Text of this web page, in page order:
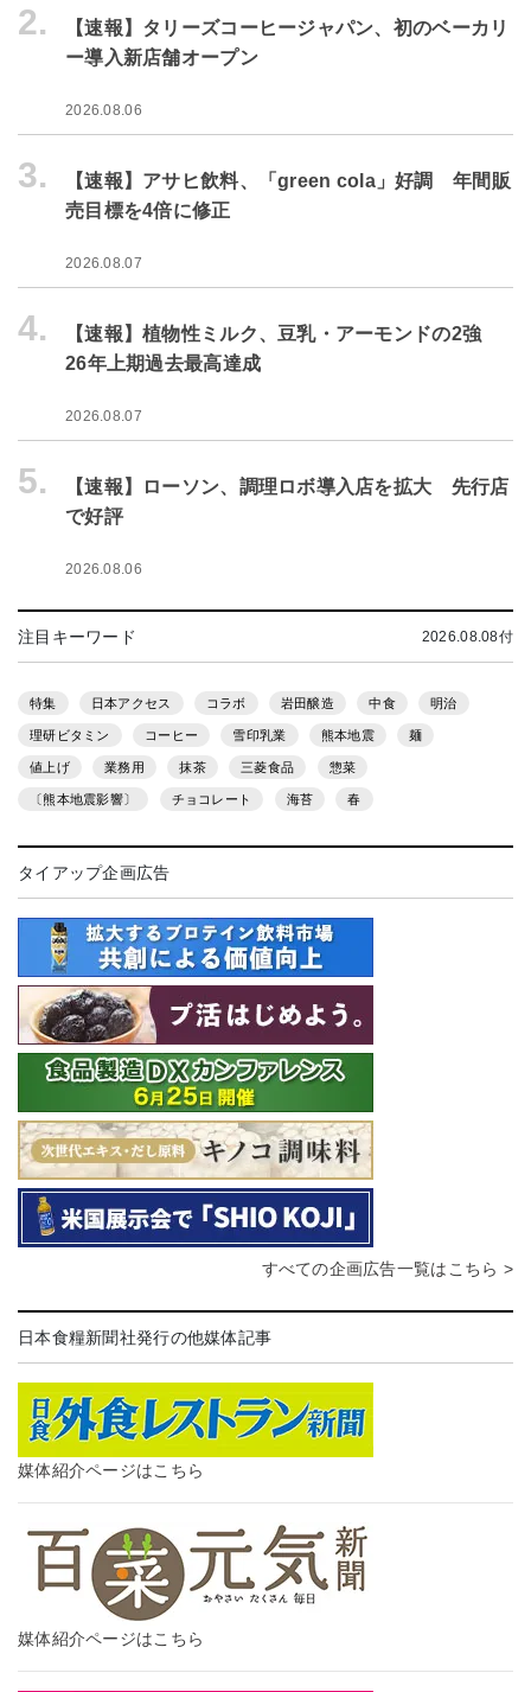
2.
【速報】タリーズコーヒージャパン、初のベーカリ
ー導入新店舗オープン
2026.08.06
3.
【速報】アサヒ飲料、「green cola」好調 年間販
売目標を4倍に修正
2026.08.07
4.
【速報】植物性ミルク、豆乳・アーモンドの2強
26年上期過去最高達成
2026.08.07
5.
【速報】ローソン、調理ロボ導入店を拡大 先行店
で好評
2026.08.06
注目キーワード 2026.08.08付
特集 日本アクセス コラボ 岩田醸造 中食 明治
理研ビタミン コーヒー 雪印乳業 熊本地震 麺
値上げ 業務用 抹茶 三菱食品 惣菜
〔熊本地震影響〕 チョコレート 海苔 春
タイアップ企画広告
すべての企画広告一覧はこちら >
日本食糧新聞社発行の他媒体記事
媒体紹介ページはこちら
媒体紹介ページはこちら